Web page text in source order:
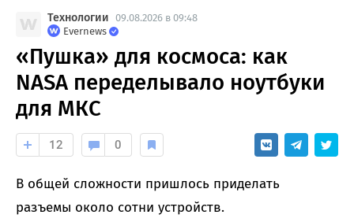
Технологии 09.08.2026 в 09:48
Evernews
«Пушка» для космоса: как
NASA переделывало ноутбуки
для МКС
12 0
В общей сложности пришлось приделать
разъемы около сотни устройств.